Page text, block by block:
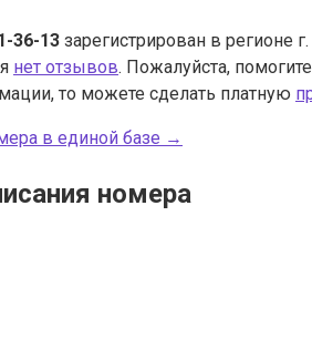
36-13 зарегистрирован в регионе
нет отзывов. Пожалуйста,
то можете сделать платную
в единой базе →
номера